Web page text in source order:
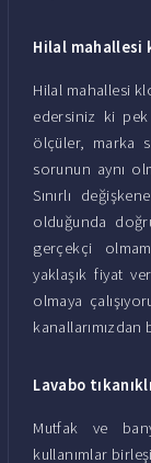
Hilal
Hilal mahallesi
edersiniz ki
ölçüler, marka
sorunun aynı
Sınırlı
olduğunda
gerçekçi
yaklaşık fiyat
olmaya
kanallarımızdan
Lavabo
Mutfak ve
kullanımlar